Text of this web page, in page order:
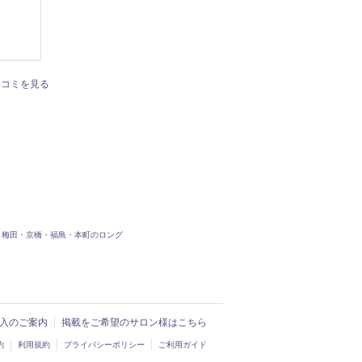
ミを見る
梅田・京橋・福島・本町のロング
のご案内 掲載をご希望のサロン様はこちら
利用規約 プライバシーポリシー ご利用ガイド